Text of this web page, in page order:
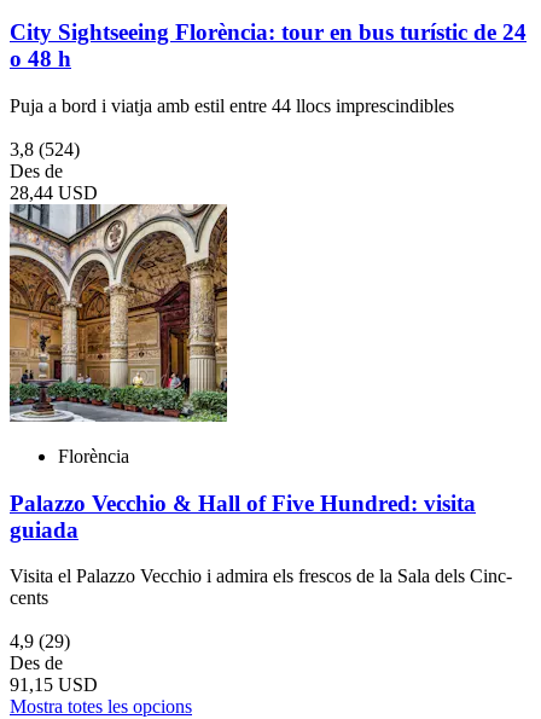
City Sightseeing Florència: tour en bus turístic de 24
o 48 h
Puja a bord i viatja amb estil entre 44 llocs imprescindibles
3,8 (524)
Des de
28,44 USD
Florència
Palazzo Vecchio & Hall of Five Hundred: visita
guiada
Visita el Palazzo Vecchio i admira els frescos de la Sala dels Cinc-
cents
4,9 (29)
Des de
91,15 USD
Mostra totes les opcions